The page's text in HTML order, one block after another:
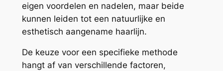
eigen voordelen en nadelen, maar beide
kunnen leiden tot een natuurlijke en
esthetisch aangename haarlijn.
De keuze voor een specifieke methode
hangt af van verschillende factoren,